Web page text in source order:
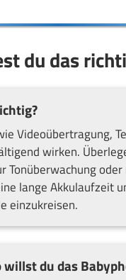
du das
Videoübertragung,
wirken.
lange Akkulaufzeit
einzukreisen.
du das